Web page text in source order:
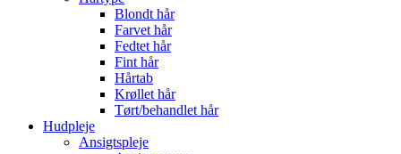
Blondt hår
Farvet hår
Fedtet hår
Fint hår
Hårtab
Krøllet hår
Tørt/behandlet hår
Hudpleje
Ansigtspleje